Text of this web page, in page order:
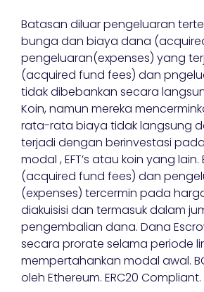
Batasan diluar pengeluaran
bunga dan biaya dana
pengeluaran(expenses) yang
(acquired fund fees) dan
tidak dibebankan secara
Koin, namun mereka
rata-rata biaya tidak langsung
terjadi dengan berinvestasi
modal , EFT’s atau koin yang
(acquired fund fees) dan
(expenses) tercermin pada
diakuisisi dan termasuk dalam
pengembalian dana. Dana
secara prorate selama periode
mempertahankan modal awal.
oleh Ethereum. ERC20 Compliant.